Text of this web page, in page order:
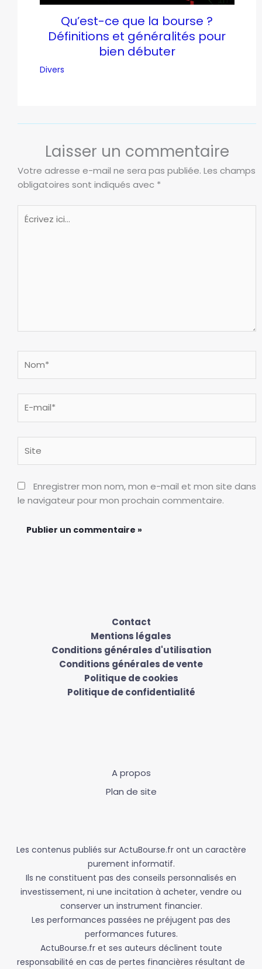
Qu’est-ce que la bourse ?
Définitions et généralités pour
bien débuter
Divers
Laisser un commentaire
Votre adresse e-mail ne sera pas publiée. Les champs
obligatoires sont indiqués avec *
ici…
mail*
Enregistrer mon nom, mon e-mail et mon site dans
le navigateur pour mon prochain commentaire.
Contact
Mentions légales
Conditions générales d'utilisation
Conditions générales de vente
Politique de cookies
Politique de confidentialité
A propos
Plan de site
Les contenus publiés sur ActuBourse.fr ont un caractère
purement informatif.
Ils ne constituent pas des conseils personnalisés en
investissement, ni une incitation à acheter, vendre ou
conserver un instrument financier.
Les performances passées ne préjugent pas des
performances futures.
ActuBourse.fr et ses auteurs déclinent toute
responsabilité en cas de pertes financières résultant de